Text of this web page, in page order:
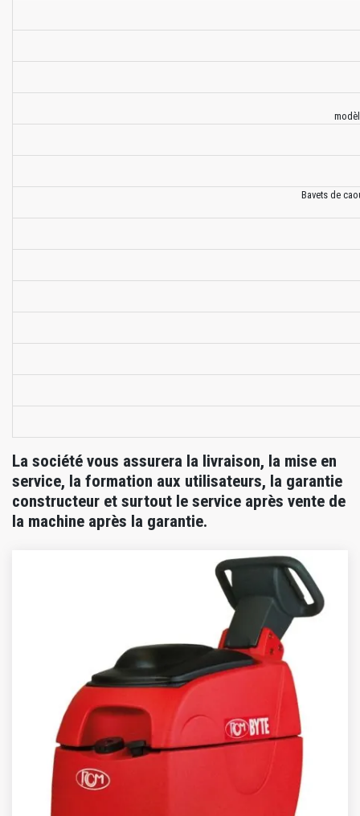
Bavets de
La société vous assurera la livraison, la mise en
service, la formation aux utilisateurs, la garantie
constructeur et surtout le service après vente de
la machine après la garantie.